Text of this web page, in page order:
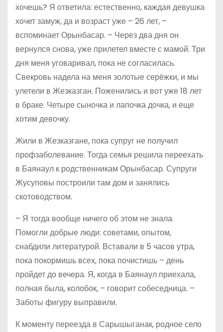
хочешь? Я ответила: естественно, каждая девушка
хочет замуж, да и возраст уже – 26 лет, –
вспоминает Орынбасар. – Через два дня он
вернулся снова, уже прилетел вместе с мамой. Три
дня меня уговаривал, пока не согласилась.
Свекровь надела на меня золотые серёжки, и мы
улетели в Жезказган. Поженились и вот уже 18 лет
в браке. Четыре сыночка и лапочка дочка, и еще
хотим девочку.
Жили в Жезказгане, пока супруг не получил
профзаболевание. Тогда семья решила переехать
в Баянаул к родственникам Орынбасар. Супруги
Жусуповы построили там дом и занялись
скотоводством.
– Я тогда вообще ничего об этом не знала.
Помогли добрые люди: советами, опытом,
снабдили литературой. Вставали в 5 часов утра,
пока покормишь всех, пока почистишь – день
пройдет до вечера. Я, когда в Баянаул приехала,
полная была, колобок, – говорит собеседница. –
Заботы фигуру выправили.
К моменту переезда в Сарышыганак, родное село